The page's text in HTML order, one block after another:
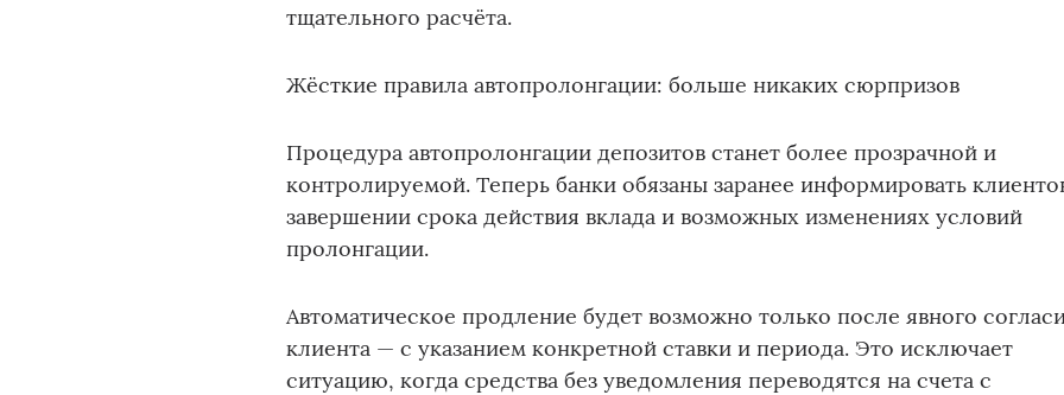
тщательного расчёта.
Жёсткие правила автопролонгации: больше никаких сюрпризов
Процедура автопролонгации депозитов станет более прозрачной и
контролируемой. Теперь банки обязаны заранее информировать
завершении срока действия вклада и возможных изменениях условий
пролонгации.
Автоматическое продление будет возможно только после явного
клиента — с указанием конкретной ставки и периода. Это исключает
ситуацию, когда средства без уведомления переводятся на счета с